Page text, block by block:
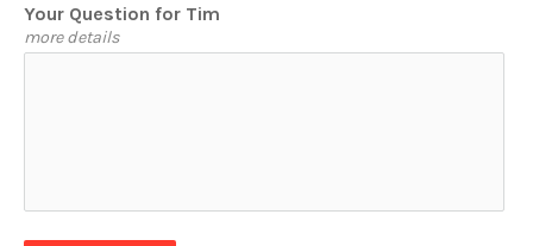
Your Question for Tim
more details